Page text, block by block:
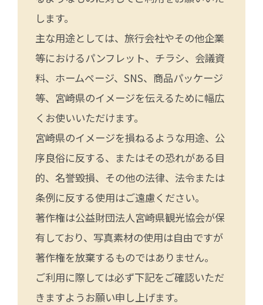
します。
主な用途としては、旅行会社やその他企業
等におけるパンフレット、チラシ、会議資
料、ホームページ、SNS、商品パッケージ
等、宮崎県のイメージを伝えるために幅広
くお使いいただけます。
宮崎県のイメージを損ねるような用途、公
序良俗に反する、またはその恐れがある目
的、名誉毀損、その他の法律、法令または
条例に反する使用はご遠慮ください。
著作権は公益財団法人宮崎県観光協会が保
有しており、写真素材の使用は自由ですが
著作権を放棄するものではありません。
ご利用に際しては必ず下記をご確認いただ
きますようお願い申し上げます。